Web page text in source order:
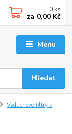
Menu
Hledat
0 ks
za 0,00 Kč
Vzduchové filtry k